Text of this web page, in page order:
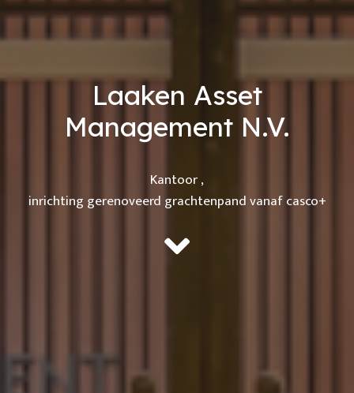
Laaken Asset
Management N.V.
Kantoor,
inrichting gerenoveerd grachtenpand vanaf casco+